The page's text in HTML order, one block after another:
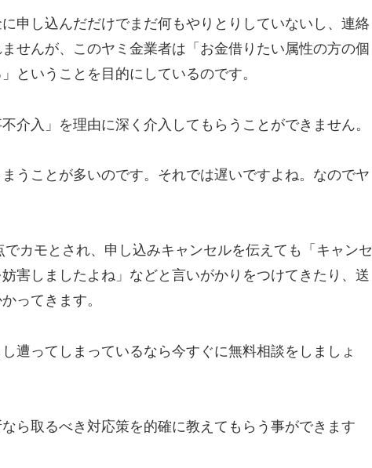
申し込んだだけでまだ何もやりとりしていないし、連絡
せんが、このヤミ金業者は「お金借りたい属性の方の個
ということを目的にしているのです。
介入」を理由に深く介入してもらうことができません。
うことが多いのです。それでは遅いですよね。なのでヤ
カモとされ、申し込みキャンセルを伝えても「キャンセ
害しましたよね」などと言いがかりをつけてきたり、送
ってきます。
遭ってしまっているなら今すぐに無料相談をしましょ
ら取るべき対応策を的確に教えてもらう事ができます